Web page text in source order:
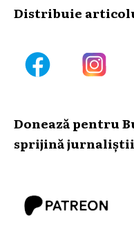
Distribuie
Donează pentru
sprijină